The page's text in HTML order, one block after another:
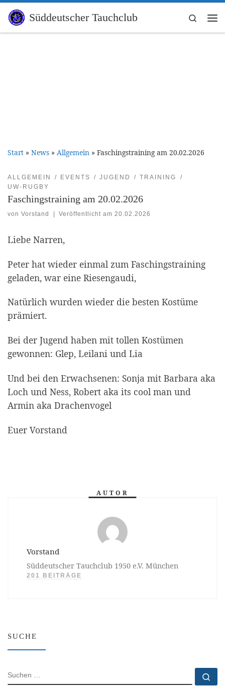
Zum Inhalt springen
Süddeutscher Tauchclub
Search
Start » News » Allgemein » Faschingstraining am 20.02.2026
ALLGEMEIN EVENTS JUGEND
TRAINING
UW-RUGBY
Faschingstraining am 20.02.2026
von Vorstand | Veröffentlicht am20.02.2026
Liebe Narren,
Peter hat wieder einmal zum Faschingstraining
geladen, war eine Riesengaudi,
Natürlich wurden wieder die besten Kostüme
prämiert.
Bei der Jugend haben mit tollen Kostümen
gewonnen: Glep, Leilani und Lia
Und bei den Erwachsenen: Sonja mit Barbara aka
Loch und Ness, Robert aka its cool man und
Armin aka Drachenvogel
Euer Vorstand
AUTOR
Vorstand
Süddeutscher Tauchclub 1950 e.V. München
201 BEITRÄGE
SUCHE
SUCHE